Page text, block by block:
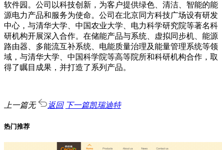
软件园。公司以科技创新，为客户提供绿色、清洁、智能的能
源电力产品和服务为使命。公司在北京同方科技广场设有研发
中心，与清华大学、中国农业大学、电力科学研究院等著名科
研机构开展深入合作。在储能产品与系统、虚拟同步机、能源
路由器、多能流互补系统、电能质量治理及能量管理系统等领
域，与清华大学、中国科学院等高等院所和科研机构合作，取
得了瞩目成果，并打造了系列产品。
上一篇无 返回 下一篇凯瑞迪特
热门推荐